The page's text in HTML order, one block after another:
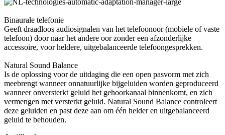
Binaurale telefonie
Geeft draadloos audiosignalen van het telefoonoor (mobiele of vaste
telefoon) door naar het andere oor zonder een afzonderlijke
accessoire, voor heldere, uitgebalanceerde telefoongesprekken.
Natural Sound Balance
Is de oplossing voor de uitdaging die een open pasvorm met zich
meebrengt wanneer onnatuurlijke bijgeluiden worden geproduceerd
wanneer onversterkt geluid het gehoorkanaal binnenkomt, en zich
vermengen met versterkt geluid. Natural Sound Balance controleert
deze geluiden en past deze aan om één helder en uitgebalanceerd
geluid te behouden.